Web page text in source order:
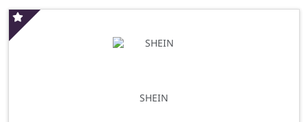
SHEIN
Oferta especial